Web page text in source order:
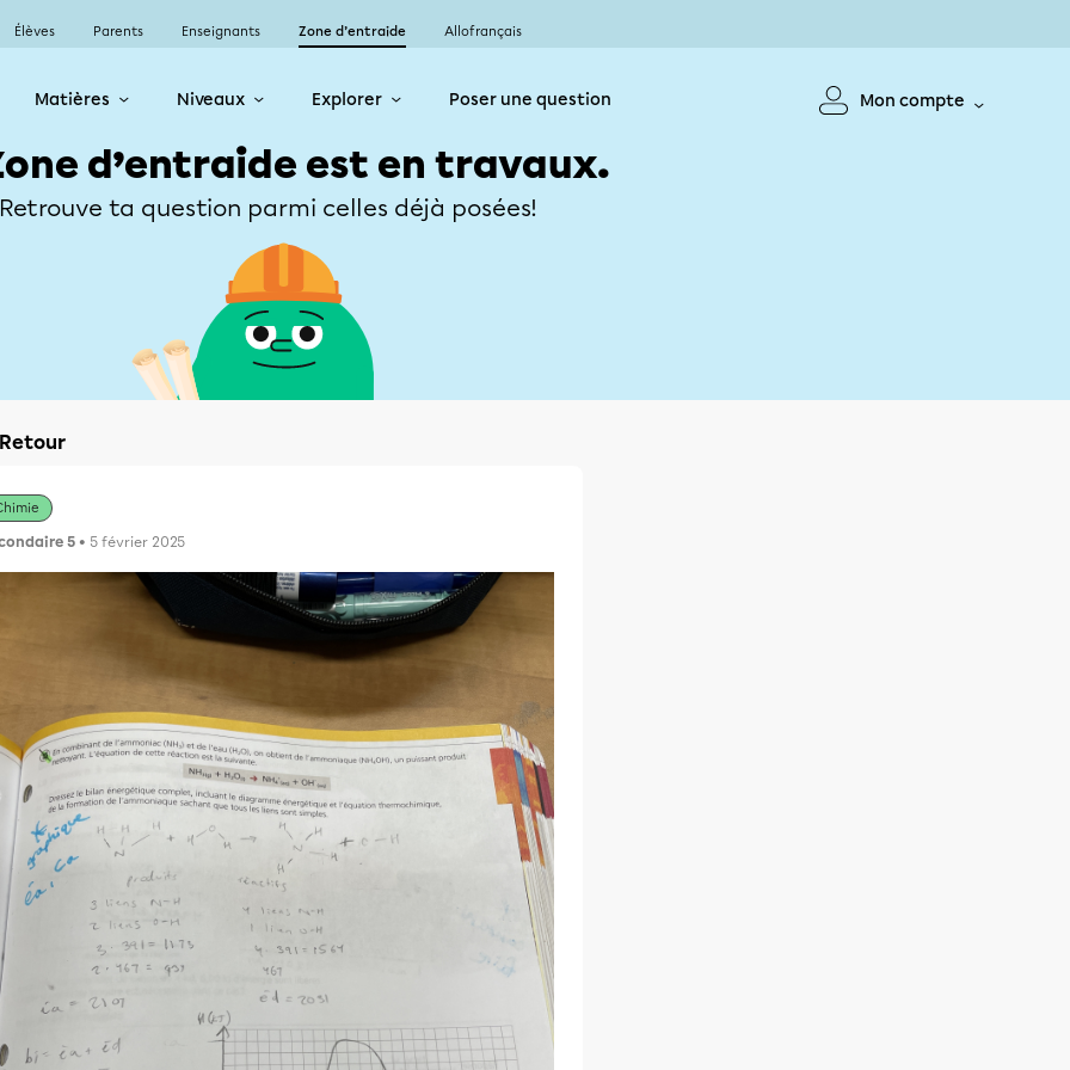
Élèves Parents Enseignants Zone d’entraide Allofrançais
Matières Niveaux Explorer Poser une question Mon compte
d’entraide est en travaux.
ta question parmi celles déjà posées!
Retour
5 • 5 février 2025